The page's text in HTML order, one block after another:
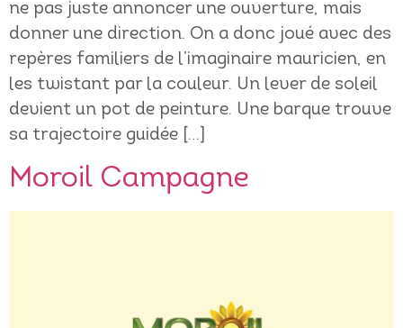
ne pas juste annoncer une ouverture, mais
donner une direction. On a donc joué avec des
repères familiers de l’imaginaire mauricien, en
les twistant par la couleur. Un lever de soleil
devient un pot de peinture. Une barque trouve
sa trajectoire guidée […]
Moroil Campagne